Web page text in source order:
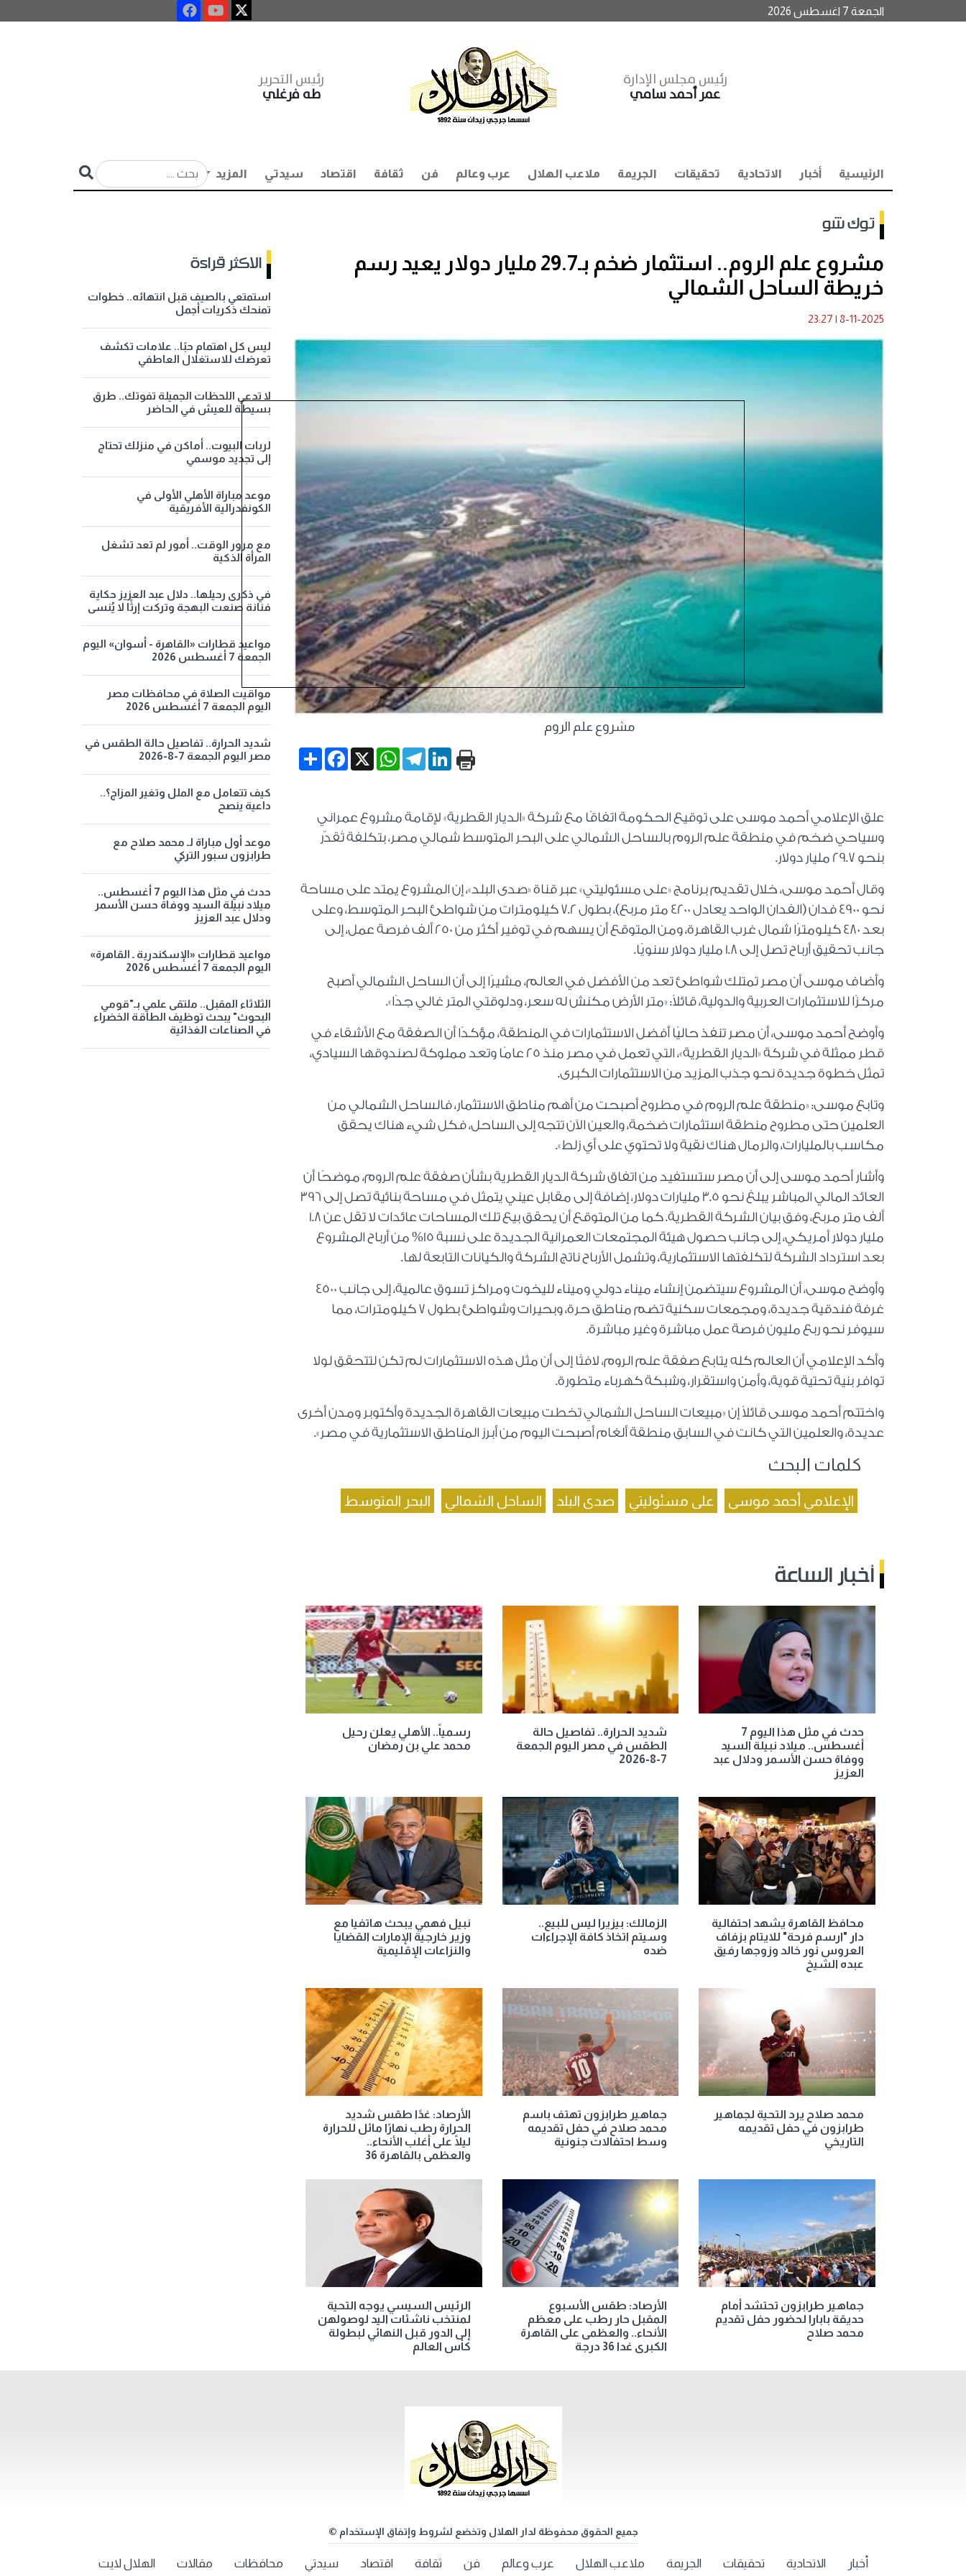
الجمعة 7 اغسطس 2026
رئيس مجلس الإدارة
عمر أحمد سامي
رئيس التحرير
طه فرغلي
الرئيسية أخبار الاتحادية تحقيقات الجريمة ملاعب الهلال عرب وعالم فن ثقافة اقتصاد سيدتي المزيد
توك شو
مشروع علم الروم.. استثمار ضخم بـ29.7 مليار دولار يعيد رسم
خريطة الساحل الشمالي
8-11-2025
|
23:27
مشروع علم الروم
Share
Facebook X
WhatsApp
TelegramLinkedIn
علق الإعلامي أحمد موسى على توقيع الحكومة اتفاقًا مع شركة «الديار القطرية» لإقامة مشروع عمراني
وسياحي ضخم في منطقة علم الروم بالساحل الشمالي على البحر المتوسط شمالي مصر، بتكلفة تُقدّر
بنحو 29.7 مليار دولار.
وقال أحمد موسى، خلال تقديم برنامج «على مسئوليتي» عبر قناة «صدى البلد»، إن المشروع يمتد على مساحة
نحو 4900 فدان (الفدان الواحد يعادل 4200 متر مربع)، بطول 7.2 كيلومترات من شواطئ البحر المتوسط، وعلى
بعد 480 كيلومترًا شمال غرب القاهرة، ومن المتوقع أن يسهم في توفير أكثر من 250 ألف فرصة عمل، إلى
جانب تحقيق أرباح تصل إلى 1.8 مليار دولار سنويًا.
وأضاف موسى أن مصر تمتلك شواطئ تعد من الأفضل في العالم، مشيرًا إلى أن الساحل الشمالي أصبح
مركزًا للاستثمارات العربية والدولية، قائلاً: «متر الأرض مكنش له سعر، ودلوقتي المتر غالي جدًا».
وأوضح أحمد موسى، أن مصر تنفذ حاليًا أفضل الاستثمارات في المنطقة، مؤكدًا أن الصفقة مع الأشقاء في
قطر ممثلة في شركة «الديار القطرية»، التي تعمل في مصر منذ 25 عامًا وتعد مملوكة لصندوقها السيادي،
تمثل خطوة جديدة نحو جذب المزيد من الاستثمارات الكبرى.
وتابع موسى: «منطقة علم الروم في مطروح أصبحت من أهم مناطق الاستثمار، فالساحل الشمالي من
العلمين حتى مطروح منطقة استثمارات ضخمة، والعين الآن تتجه إلى الساحل، فكل شيء هناك يحقق
مكاسب بالمليارات، والرمال هناك نقية ولا تحتوي على أي زلط».
وأشار أحمد موسى إلى أن مصر ستستفيد من اتفاق شركة الديار القطرية بشأن صفقة علم الروم، موضحًا أن
العائد المالي المباشر يبلغ نحو 3.5 مليارات دولار، إضافة إلى مقابل عيني يتمثل في مساحة بنائية تصل إلى 396
ألف متر مربع، وفق بيان الشركة القطرية. كما من المتوقع أن يحقق بيع تلك المساحات عائدات لا تقل عن 1.8
مليار دولار أمريكي، إلى جانب حصول هيئة المجتمعات العمرانية الجديدة على نسبة 15% من أرباح المشروع
بعد استرداد الشركة لتكلفتها الاستثمارية، وتشمل الأرباح ناتج الشركة والكيانات التابعة لها.
وأوضح موسى، أن المشروع سيتضمن إنشاء ميناء دولي وميناء لليخوت ومراكز تسوق عالمية، إلى جانب 4500
غرفة فندقية جديدة، ومجمعات سكنية تضم مناطق حرة، وبحيرات وشواطئ بطول 7 كيلومترات، مما
سيوفر نحو ربع مليون فرصة عمل مباشرة وغير مباشرة.
وأكد الإعلامي أن العالم كله يتابع صفقة علم الروم، لافتًا إلى أن مثل هذه الاستثمارات لم تكن لتتحقق لولا
توافر بنية تحتية قوية، وأمن واستقرار، وشبكة كهرباء متطورة.
واختتم أحمد موسى قائلاً إن «مبيعات الساحل الشمالي تخطت مبيعات القاهرة الجديدة وأكتوبر ومدن أخرى
عديدة، والعلمين التي كانت في السابق منطقة ألغام أصبحت اليوم من أبرز المناطق الاستثمارية في مصر».
كلمات البحث
الإعلامي أحمد موسى على مسئوليتي صدى البلد الساحل الشمالي البحر المتوسط
أخبار الساعة
حدث في مثل هذا اليوم 7
أغسطس.. ميلاد نبيلة السيد
ووفاة حسن الأسمر ودلال عبد
العزيز
شديد الحرارة.. تفاصيل حالة
الطقس في مصر اليوم الجمعة
7-8-2026
رسمياً.. الأهلي يعلن رحيل
محمد علي بن رمضان
محافظ القاهرة يشهد احتفالية
دار "ارسم فرحة" للايتام بزفاف
العروس نور خالد وزوجها رفيق
عبده الشيخ
الزمالك: بيزيرا ليس للبيع..
وسيتم اتخاذ كافة الإجراءات
ضده
نبيل فهمي يبحث هاتفيا مع
وزير خارجية الإمارات القضايا
والنزاعات الإقليمية
محمد صلاح يرد التحية لجماهير
طرابزون في حفل تقديمه
التاريخي
جماهير طرابزون تهتف باسم
محمد صلاح في حفل تقديمه
وسط احتفالات جنونية
الأرصاد: غدًا طقس شديد
الحرارة رطب نهارًا مائل للحرارة
ليلًا على أغلب الأنحاء..
والعظمى بالقاهرة 36
جماهير طرابزون تحتشد أمام
حديقة بابارا لحضور حفل تقديم
محمد صلاح
الأرصاد: طقس الأسبوع
المقبل حار رطب على معظم
الأنحاء.. والعظمى على القاهرة
الكبرى غدا 36 درجة
الرئيس السيسي يوجه التحية
لمنتخب ناشئات اليد لوصولهن
إلى الدور قبل النهائي لبطولة
كأس العالم
الاكثر قراءة
استمتعي بالصيف قبل انتهائه.. خطوات
تمنحك ذكريات أجمل
ليس كل اهتمام حبًا.. علامات تكشف
تعرضك للاستغلال العاطفي
لا تدعي اللحظات الجميلة تفوتك.. طرق
بسيطة للعيش في الحاضر
لربات البيوت.. أماكن في منزلك تحتاج
إلى تجديد موسمي
موعد مباراة الأهلي الأولى في
الكونفدرالية الأفريقية
مع مرور الوقت.. أمور لم تعد تشغل
المرأة الذكية
في ذكرى رحيلها.. دلال عبد العزيز حكاية
فنانة صنعت البهجة وتركت إرثًا لا يُنسى
مواعيد قطارات «القاهرة - أسوان» اليوم
الجمعة 7 أغسطس 2026
مواقيت الصلاة في محافظات مصر
اليوم الجمعة 7 أغسطس 2026
شديد الحرارة.. تفاصيل حالة الطقس في
مصر اليوم الجمعة 7-8-2026
كيف تتعامل مع الملل وتغير المزاج؟..
داعية ينصح
موعد أول مباراة لـ محمد صلاح مع
طرابزون سبور التركي
حدث في مثل هذا اليوم 7 أغسطس..
ميلاد نبيلة السيد ووفاة حسن الأسمر
ودلال عبد العزيز
مواعيد قطارات «الإسكندرية ـ القاهرة»
اليوم الجمعة 7 أغسطس 2026
الثلاثاء المقبل.. ملتقى علمي بـ"قومي
البحوث" يبحث توظيف الطاقة الخضراء
في الصناعات الغذائية
جميع الحقوق محفوظة لدار الهلال وتخضع لشروط وإتفاق الإستخدام ©
أخبار الاتحادية تحقيقات الجريمة ملاعب الهلال عرب وعالم فن ثقافة اقتصاد سيدتي محافظات مقالات
الهلال لايت